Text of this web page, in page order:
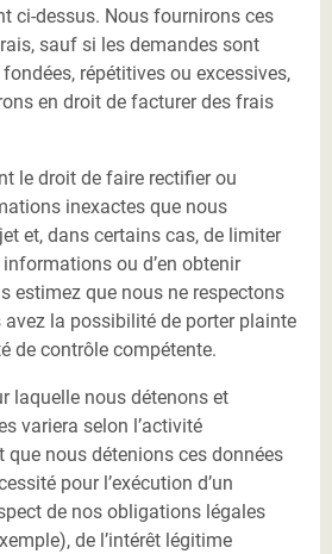
ci-dessus. Nous fournirons ces
sauf si les demandes sont
répétitives ou excessives,
en droit de facturer des frais
le droit de faire rectifier ou
inexactes que nous
et, dans certains cas, de limiter
ou d’en obtenir
estimez que nous ne respectons
la possibilité de porter plainte
de contrôle compétente.
laquelle nous détenons et
variera selon l’activité
que nous détenions ces données
pour l’exécution d’un
de nos obligations légales
de l’intérêt légitime